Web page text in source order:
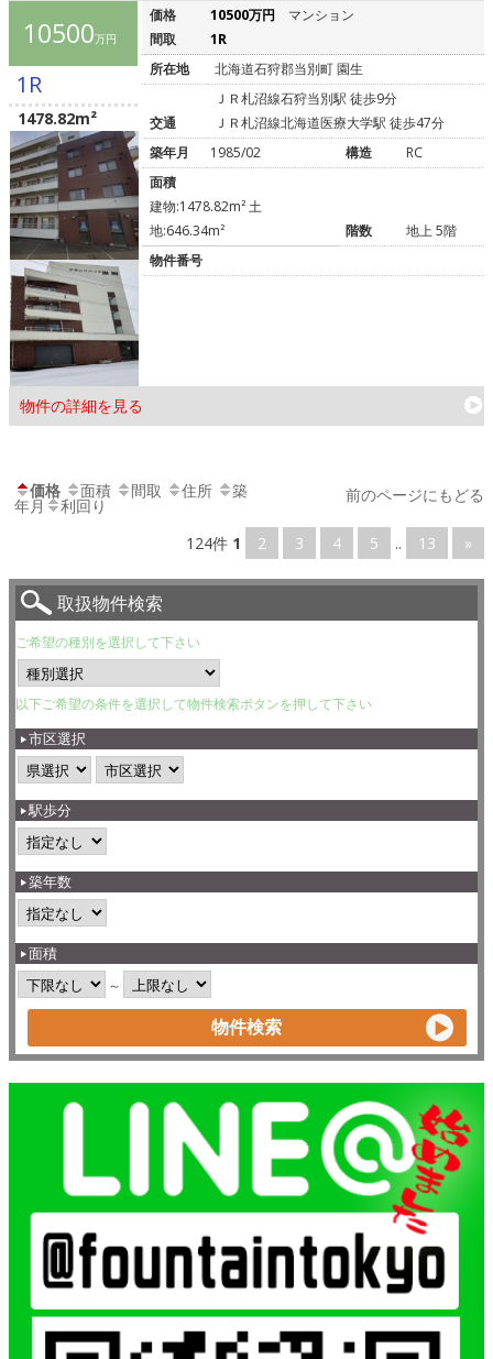
10500万円
1R
1478.82m²
物件の詳細を見る
価格 10500万円
マンション
間取
1R
所在地
北海道石狩郡当別町 園生
交通
ＪＲ札沼線石狩当別駅 徒歩9分
ＪＲ札沼線北海道医療大学駅 徒歩47分
築年月
1985/02 構造
RC
面積
建物:1478.82m² 土
地:646.34m²
階数
地上 5階
物件番号
価格 面積 間取 住所 築
年月
利回り
124件 1 2 3 4 5 .. 13 »
前のページにもどる
取扱物件検索
ご希望の種別を選択して下さい
以下ご希望の条件を選択して物件検索ボタンを押して下さい
市区選択
駅歩分
築年数
面積
～